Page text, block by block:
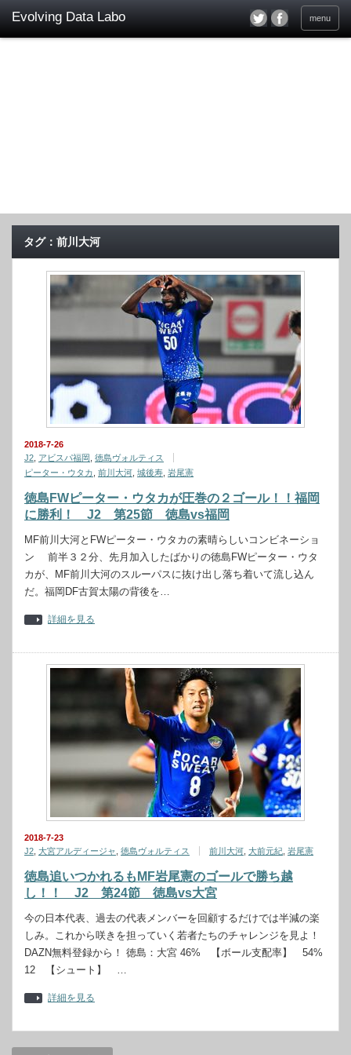
menu
タグ：前川大河
2018-7-26
J2 アビスパ福岡 徳島ヴォルティス
ピーター・ウタカ 前川大河 城後寿 岩尾憲
徳島FWピーター・ウタカが圧巻の２ゴール！！福岡
に勝利！ J2 第25節 徳島vs福岡
MF前川大河とFWピーター・ウタカの素晴らしいコンビネーショ
ン 前半３２分、先月加入したばかりの徳島FWピーター・ウタ
カが、MF前川大河のスルーパスに抜け出し落ち着いて流し込ん
だ。福岡DF古賀太陽の背後を…
詳細を見る
2018-7-23
J2 大宮アルディージャ 徳島ヴォルティス 前川大河 大前元紀 岩尾憲
徳島追いつかれるもMF岩尾憲のゴールで勝ち越
し！！ J2 第24節 徳島vs大宮
今の日本代表、過去の代表メンバーを回顧するだけでは半減の楽
しみ。これから咲きを担っていく若者たちのチャレンジを見よ！
DAZN無料登録から！ 徳島：大宮 46% 【ボール支配率】 54%
12 【シュート】 …
詳細を見る